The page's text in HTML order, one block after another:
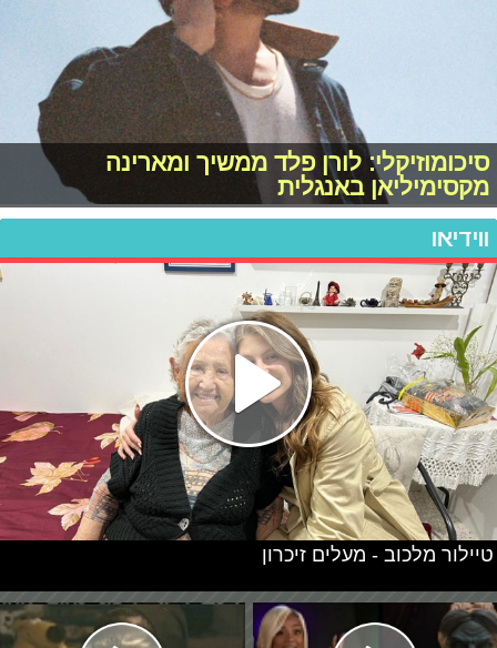
סיכומוזיקלי: לורן פלד ממשיך ומארינה
מקסימיליאן באנגלית
ווידיאו
טיילור מלכוב - מעלים זיכרון